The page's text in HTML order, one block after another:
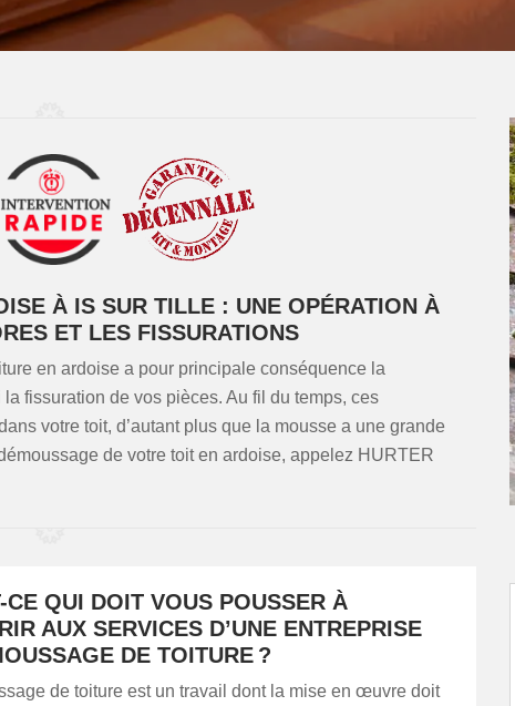
À IS SUR TILLE : UNE OPÉRATION À
ET LES FISSURATIONS
en ardoise a pour principale conséquence la
fissuration de vos pièces. Au fil du temps, ces
votre toit, d’autant plus que la mousse a une grande
de votre toit en ardoise, appelez HURTER
CE QUI DOIT VOUS POUSSER À
AUX SERVICES D’UNE ENTREPRISE
DE TOITURE ?
de toiture est un travail dont la mise en œuvre doit